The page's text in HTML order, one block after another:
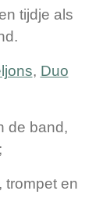
tijdje als
, Duo
de band,
trompet en